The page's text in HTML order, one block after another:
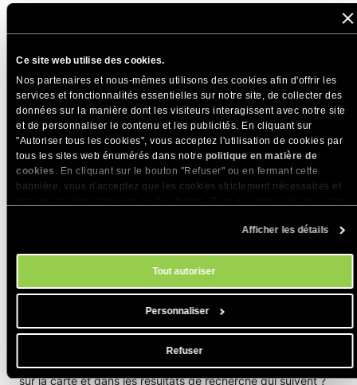
Ce site web utilise des cookies.
Nos partenaires et nous-mêmes utilisons des cookies afin d'offrir les
services et fonctionnalités essentielles sur notre site, de collecter des
données sur la manière dont les visiteurs interagissent avec notre site
et de personnaliser le contenu et les publicités. En cliquant sur
"Autoriser tous les cookies", vous acceptez l'utilisation de cookies par
tous les sites web énumérés dans notre politique en matière de
cookies . En cliquant sur le bouton "Refuser" ou en fermant cette
bannière, vous n'acceptez que les cookies strictement nécessaires et
. Vous pouvez gérer vos préférences en matière de cookies
Afficher les détails
Tout autoriser
Personnaliser
Refuser
de meilleure qualité.
Ajoutez votre adresse à votre profil Google
Business
Aujourd’hui, les entreprises ayant un emplacement physique
ont besoin d’une stratégie de référencement local pour que
les clients puissent les trouver. Le référencement local est si
puissant que l’utilisation de Google par les consommateurs
pour évaluer les entreprises locales est passée de 63 % en
En négligeant le référencement local, vous passez à côté du
principal canal par lequel les consommateurs découvrent les
sur la carte et dans les résultats de recherche qui suivent ?